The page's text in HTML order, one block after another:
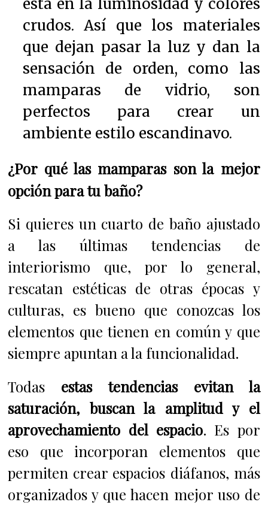
está en la luminosidad y colores
crudos. Así que los materiales
que dejan pasar la luz y dan la
sensación de orden, como las
mamparas de vidrio, son
perfectos para crear un
ambiente estilo escandinavo.
¿Por qué las mamparas son la mejor
opción para tu baño?
Si quieres un cuarto de baño ajustado
a las últimas tendencias de
interiorismo que, por lo general,
rescatan estéticas de otras épocas y
culturas, es bueno que conozcas los
elementos que tienen en común y que
siempre apuntan a la funcionalidad.
Todas estas tendencias evitan la
saturación, buscan la amplitud y el
aprovechamiento del espacio. Es por
eso que incorporan elementos que
permiten crear espacios diáfanos, más
organizados y que hacen mejor uso de